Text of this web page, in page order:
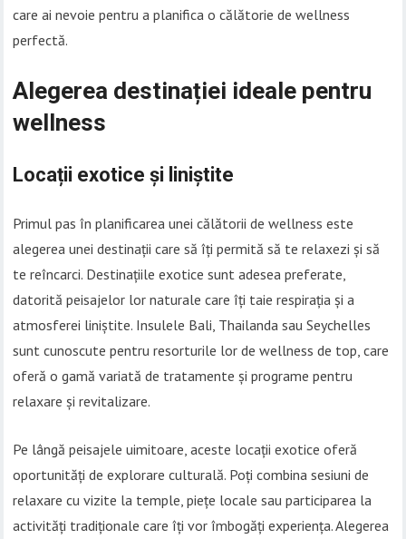
care ai nevoie pentru a planifica o călătorie de wellness
perfectă.
Alegerea destinației ideale pentru
wellness
Locații exotice și liniștite
Primul pas în planificarea unei călătorii de wellness este
alegerea unei destinații care să îți permită să te relaxezi și să
te reîncarci. Destinațiile exotice sunt adesea preferate,
datorită peisajelor lor naturale care îți taie respirația și a
atmosferei liniștite. Insulele Bali, Thailanda sau Seychelles
sunt cunoscute pentru resorturile lor de wellness de top, care
oferă o gamă variată de tratamente și programe pentru
relaxare și revitalizare.
Pe lângă peisajele uimitoare, aceste locații exotice oferă
oportunități de explorare culturală. Poți combina sesiuni de
relaxare cu vizite la temple, piețe locale sau participarea la
activități tradiționale care îți vor îmbogăți experiența. Alegerea